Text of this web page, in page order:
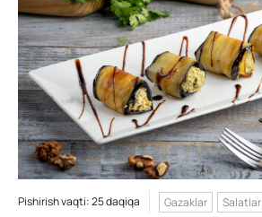
Pishirish vaqti: 25 daqiqa Gazaklar Salatlar